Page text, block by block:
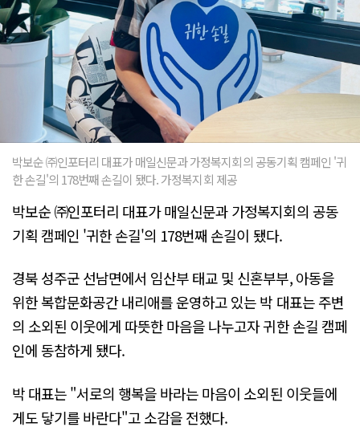
박보순 ㈜인포터리 대표가 매일신문과 가정복지회의 공동기획 캠페인 '귀
한 손길'의 178번째 손길이 됐다. 가정복지회 제공
박보순 ㈜인포터리 대표가 매일신문과 가정복지회의 공동
기획 캠페인 '귀한 손길'의 178번째 손길이 됐다.
경북 성주군 선남면에서 임산부 태교 및 신혼부부, 아동을
위한 복합문화공간 내리애를 운영하고 있는 박 대표는 주변
의 소외된 이웃에게 따뜻한 마음을 나누고자 귀한 손길 캠페
인에 동참하게 됐다.
박 대표는 "서로의 행복을 바라는 마음이 소외된 이웃들에
게도 닿기를 바란다"고 소감을 전했다.